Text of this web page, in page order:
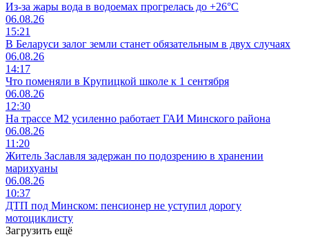
Из-за жары вода в водоемах прогрелась до +26°C
06.08.26
15:21
В Беларуси залог земли станет обязательным в двух случаях
06.08.26
14:17
Что поменяли в Крупицкой школе к 1 сентября
06.08.26
12:30
На трассе М2 усиленно работает ГАИ Минского района
06.08.26
11:20
Житель Заславля задержан по подозрению в хранении
марихуаны
06.08.26
10:37
ДТП под Минском: пенсионер не уступил дорогу
мотоциклисту
Загрузить ещё